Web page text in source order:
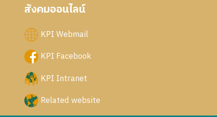
สังคมออนไลน์
KPI Webmail
KPI Facebook
KPI Intranet
Related website